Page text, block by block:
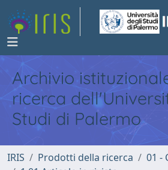
Archivio
ricerca
Studi di Palermo
IRIS Prodotti della ricerca
01 -